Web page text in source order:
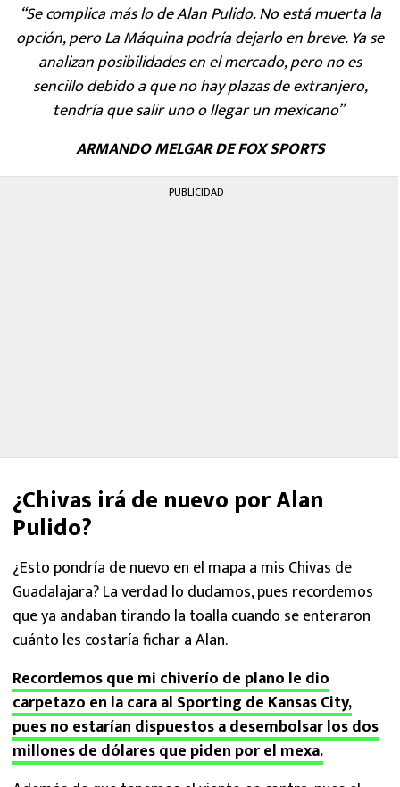
“Se complica más lo de Alan Pulido. No está muerta la
opción, pero La Máquina podría dejarlo en breve. Ya se
analizan posibilidades en el mercado, pero no es
sencillo debido a que no hay plazas de extranjero,
tendría que salir uno o llegar un mexicano”
ARMANDO MELGAR DE FOX SPORTS
PUBLICIDAD
¿Chivas irá de nuevo por Alan
Pulido?
¿Esto pondría de nuevo en el mapa a mis Chivas de
Guadalajara? La verdad lo dudamos, pues recordemos
que ya andaban tirando la toalla cuando se enteraron
cuánto les costaría fichar a Alan.
Recordemos que mi chiverío de plano le dio
carpetazo en la cara al Sporting de Kansas City,
pues no estarían dispuestos a desembolsar los dos
millones de dólares que piden por el mexa.